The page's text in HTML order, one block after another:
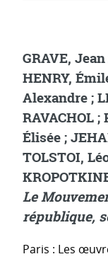
GRAVE,
HENRY,
Alexandre ;
RAVACHOL ;
Élisée ;
TOLSTOI,
Le
république,
Paris : Les